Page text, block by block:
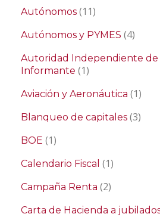
Autónomos (11)
Autónomos y PYMES (4)
Autoridad Independiente de
Informante (1)
Aviación y Aeronáutica (1)
Blanqueo de capitales (3)
BOE (1)
Calendario Fiscal (1)
Campaña Renta (2)
Carta de Hacienda a